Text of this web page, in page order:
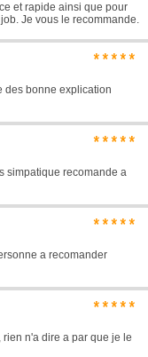
et rapide ainsi que pour
Je vous le recommande.
*****
des bonne explication
*****
simpatique recomande a
*****
a recomander
*****
n'a dire a par que je le